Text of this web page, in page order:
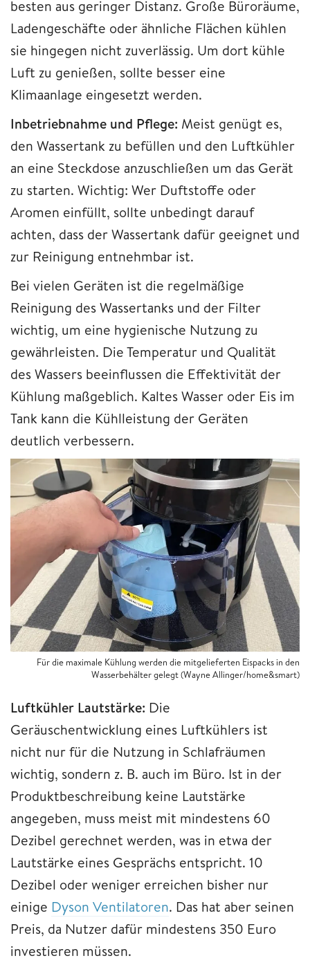
besten aus geringer Distanz. Große Büroräume,
Ladengeschäfte oder ähnliche Flächen kühlen
sie hingegen nicht zuverlässig. Um dort kühle
Luft zu genießen, sollte besser eine
Klimaanlage eingesetzt werden.
Inbetriebnahme und Pflege: Meist genügt es,
den Wassertank zu befüllen und den Luftkühler
an eine Steckdose anzuschließen um das Gerät
zu starten. Wichtig: Wer Duftstoffe oder
Aromen einfüllt, sollte unbedingt darauf
achten, dass der Wassertank dafür geeignet und
zur Reinigung entnehmbar ist.
Bei vielen Geräten ist die regelmäßige
Reinigung des Wassertanks und der Filter
wichtig, um eine hygienische Nutzung zu
gewährleisten. Die Temperatur und Qualität
des Wassers beeinflussen die Effektivität der
Kühlung maßgeblich. Kaltes Wasser oder Eis im
Tank kann die Kühlleistung der Geräten
deutlich verbessern.
Für die maximale Kühlung werden die mitgelieferten Eispacks in den
Wasserbehälter gelegt (Wayne Allinger/home&smart)
Luftkühler Lautstärke: Die
Geräuschentwicklung eines Luftkühlers ist
nicht nur für die Nutzung in Schlafräumen
wichtig, sondern z. B. auch im Büro. Ist in der
Produktbeschreibung keine Lautstärke
angegeben, muss meist mit mindestens 60
Dezibel gerechnet werden, was in etwa der
Lautstärke eines Gesprächs entspricht. 10
Dezibel oder weniger erreichen bisher nur
einige Dyson Ventilatoren. Das hat aber seinen
Preis, da Nutzer dafür mindestens 350 Euro
investieren müssen.